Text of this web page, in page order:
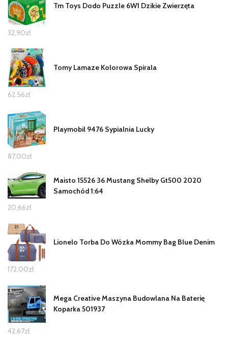
Tm Toys Dodo Puzzle 6W1 Dzikie Zwierzęta
32,90zł
Tomy Lamaze Kolorowa Spirala
62,56zł
Playmobil 9476 Sypialnia Lucky
87,00zł
Maisto 15526 36 Mustang Shelby Gt500 2020
Samochód 1:64
20,66zł
Lionelo Torba Do Wózka Mommy Bag Blue Denim
172,00zł
Mega Creative Maszyna Budowlana Na Baterię
Koparka 501937
42,67zł